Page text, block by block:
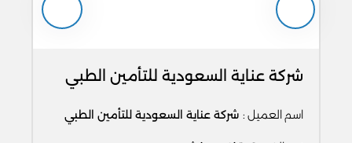
شركة عناية السعودية للتأمين الطبي
اسم العميل : شركة عناية السعودية للتأمين الطبي